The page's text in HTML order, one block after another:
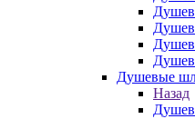
Душевые
Назад